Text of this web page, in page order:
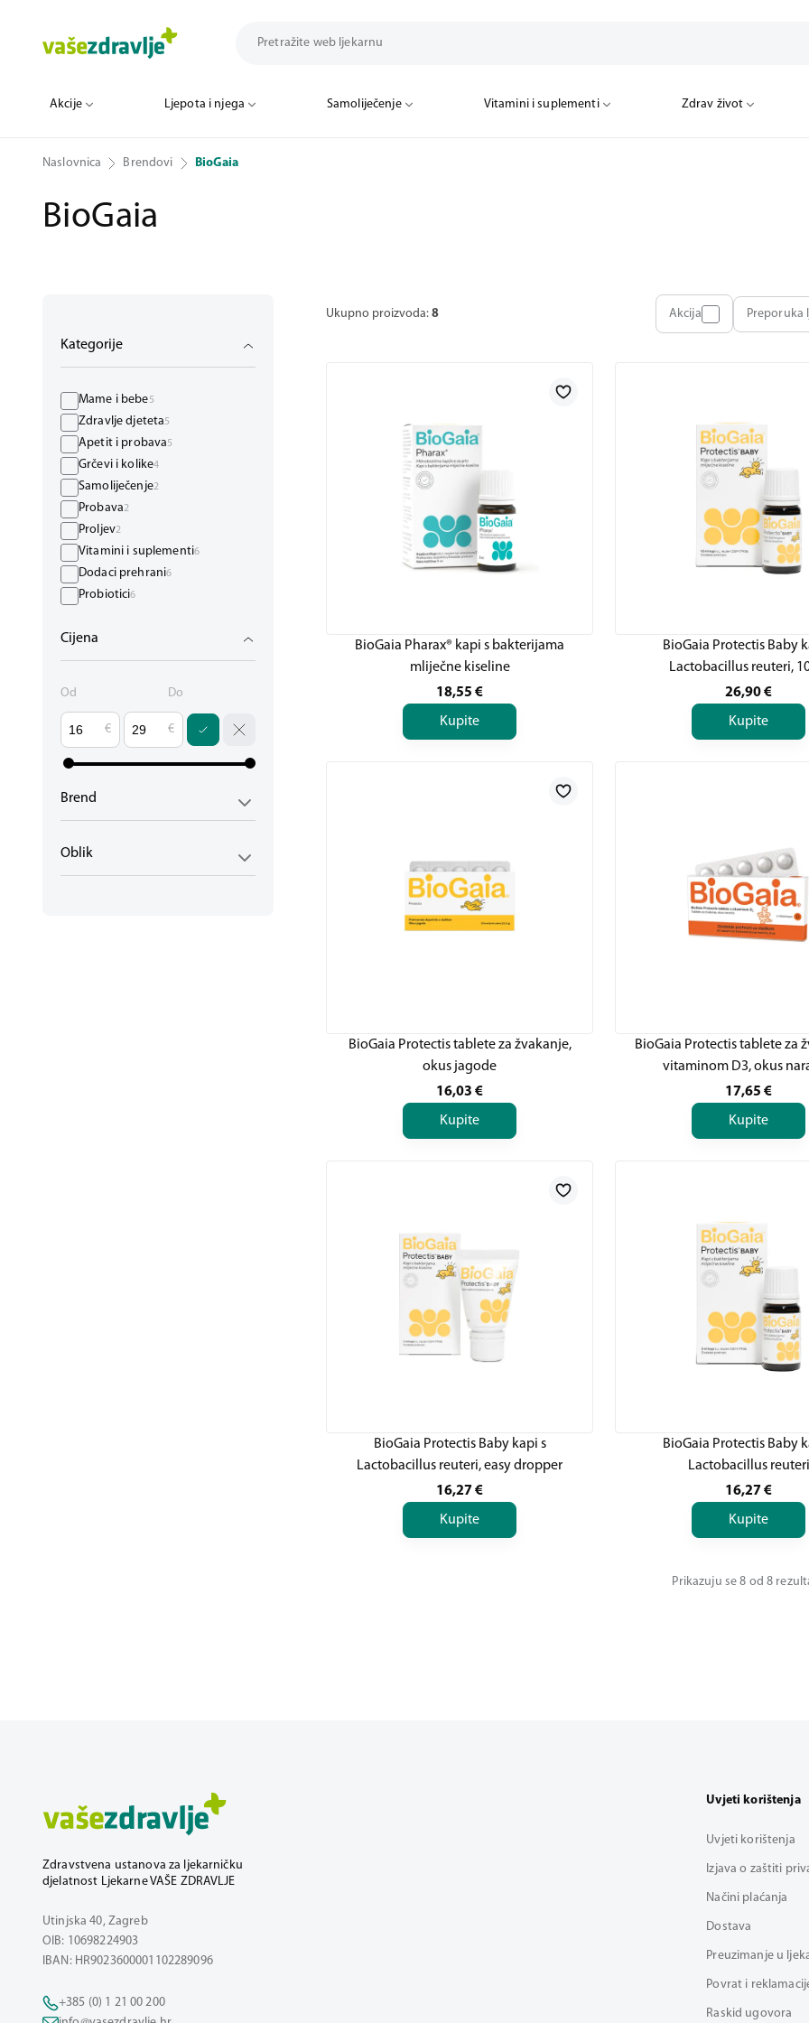
Akcije Ljepota i njega Samoliječenje Vitamini i suplementi Zdrav život
Naslovnica Brendovi BioGaia
BioGaia
Kategorije
Mame i bebe5
Zdravlje djeteta5
Apetit i probava5
Grčevi i kolike4
Samoliječenje2
Probava2
Proljev2
Vitamini i suplementi6
Dodaci prehrani6
Probiotici6
Djeca
Cijena
Od Do
€ €
Brend
Oblik
Ukupno proizvoda: 8 Akcija Preporuka
BioGaia Pharax® kapi s bakterijama
mliječne kiseline
18,55 €
Kupite
BioGaia Protectis Baby
Lactobacillus reuteri,
26,90€
Kupite
BioGaia Protectis tablete za žvakanje,
okus jagode
16,03 €
Kupite
BioGaia Protectis tablete za
vitaminom D3, okus
17,65 €
Kupite
BioGaia Protectis Baby kapi s
Lactobacillus reuteri, easy dropper
16,27 €
Kupite
BioGaia Protectis Baby
Lactobacillus reuteri
16,27 €
Kupite
Prikazuju se 8 od 8
Zdravstvena ustanova za ljekarničku
djelatnost Ljekarne VAŠE ZDRAVLJE
Utinjska 40, Zagreb
OIB: 10698224903
IBAN: HR9023600001102289096
+385 (0) 1 21 00 200
Uvjeti korištenja
Uvjeti korištenja
Izjava o zaštiti
Načini plaćanja
Dostava
Preuzimanje u
Povrat i
Raskid ugovora